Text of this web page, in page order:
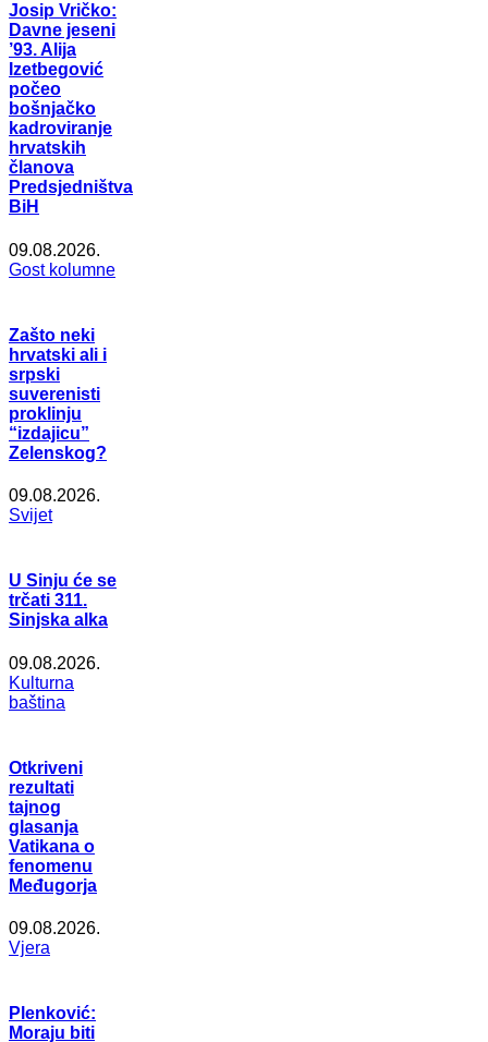
Josip Vričko:
Davne jeseni
’93. Alija
Izetbegović
počeo
bošnjačko
kadroviranje
hrvatskih
članova
Predsjedništva
BiH
09.08.2026.
Gost kolumne
Zašto neki
hrvatski ali i
srpski
suverenisti
proklinju
“izdajicu”
Zelenskog?
09.08.2026.
Svijet
U Sinju će se
trčati 311.
Sinjska alka
09.08.2026.
Kulturna
baština
Otkriveni
rezultati
tajnog
glasanja
Vatikana o
fenomenu
Međugorja
09.08.2026.
Vjera
Plenković:
Moraju biti